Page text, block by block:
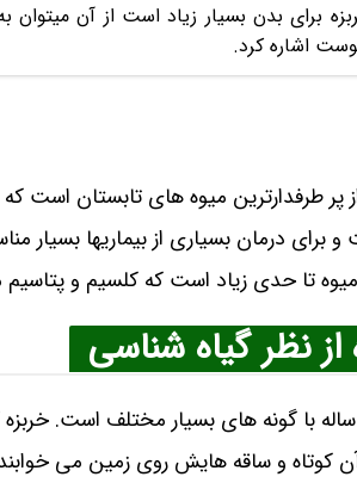
برای بدن بسیار زیاد است از آن
اشاره کرد.
پر طرفدارترین میوه‌ های تابستان است
برای درمان بسیاری از بیماریها بسیار
تا حدی زیاد است که کلسیم و
از نظر گیاه شناسی
با گونه‌ های بسیار مختلف است.
کوتاه و ساقه‌ هایش روی زمین می‌